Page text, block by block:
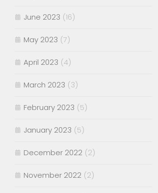
June 2023 (16)
May 2023 (7)
April 2023 (4)
March 2023 (3)
February 2023 (5)
January 2023 (5)
December 2022 (2)
November 2022 (2)